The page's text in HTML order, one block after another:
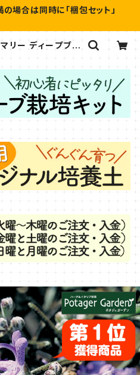
場合は同時に「梱包セット」
リー ディープブル